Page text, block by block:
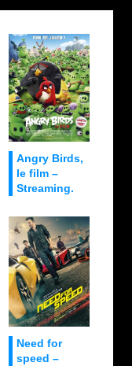
Angry Birds,
le film –
Streaming.
Need for
speed –